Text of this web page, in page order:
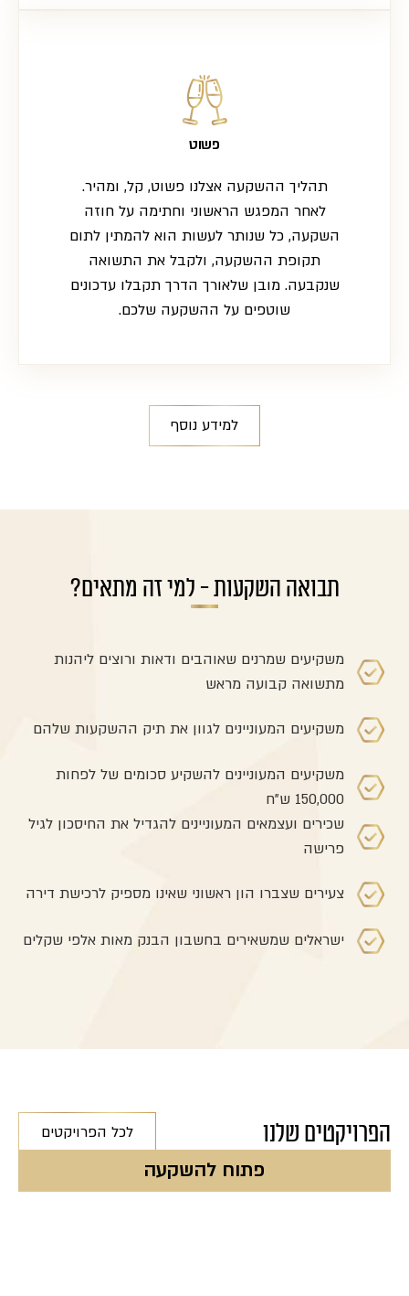
פשוט
תהליך ההשקעה אצלנו פשוט, קל, ומהיר.
לאחר המפגש הראשוני וחתימה על חוזה
השקעה, כל שנותר לעשות הוא להמתין לתום
תקופת ההשקעה, ולקבל את התשואה
שנקבעה. מובן שלאורך הדרך תקבלו עדכונים
שוטפים על ההשקעה שלכם.
למידע נוסף
תבואה השקעות - למי זה מתאים?
משקיעים שמרנים שאוהבים ודאות ורוצים ליהנות
מתשואה קבועה מראש
משקיעים המעוניינים לגוון את תיק ההשקעות שלהם
משקיעים המעוניינים להשקיע סכומים של לפחות
150,000 ש"ח
שכירים ועצמאים המעוניינים להגדיל את החיסכון לגיל
פרישה
צעירים שצברו הון ראשוני שאינו מספיק לרכישת דירה
ישראלים שמשאירים בחשבון הבנק מאות אלפי שקלים
הפרויקטים שלנו לכל הפרויקטים
פתוח להשקעה